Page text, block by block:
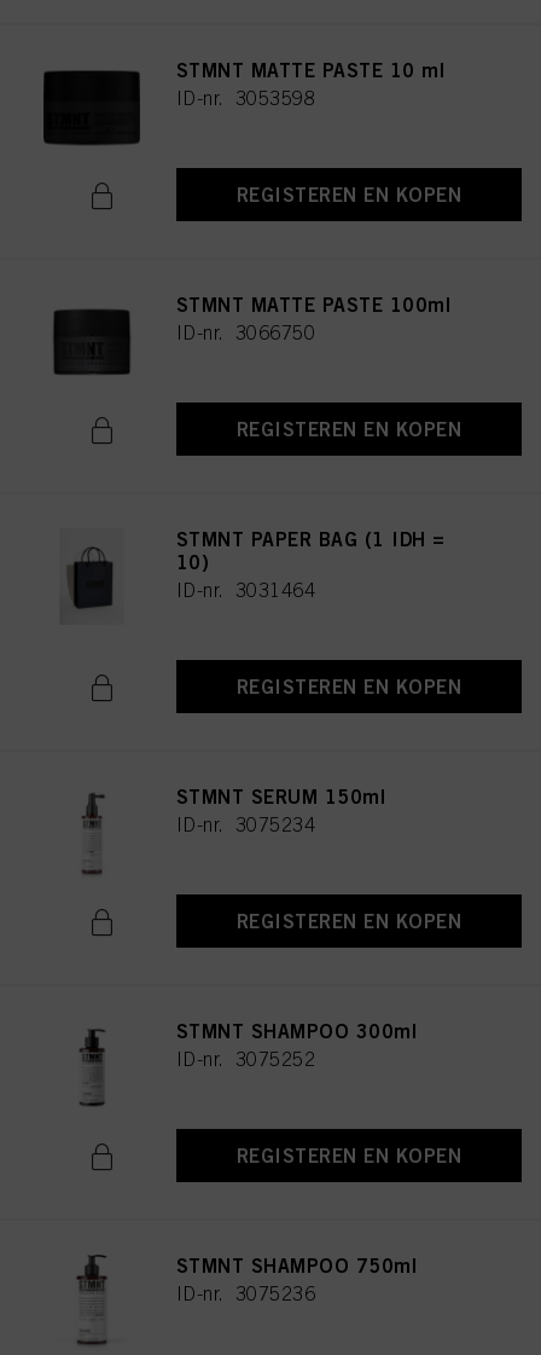
STMNT MATTE PASTE 10 ml
ID-nr. 3053598
REGISTEREN EN KOPEN
STMNT MATTE PASTE 100ml
ID-nr. 3066750
REGISTEREN EN KOPEN
STMNT PAPER BAG (1 IDH =
10)
ID-nr. 3031464
REGISTEREN EN KOPEN
STMNT SERUM 150ml
ID-nr. 3075234
REGISTEREN EN KOPEN
STMNT SHAMPOO 300ml
ID-nr. 3075252
REGISTEREN EN KOPEN
STMNT SHAMPOO 750ml
ID-nr. 3075236